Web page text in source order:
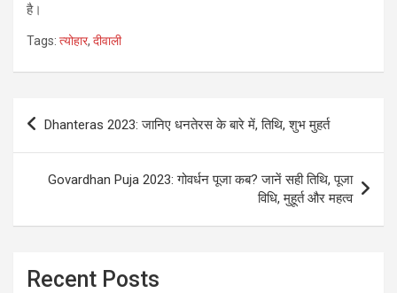
है।
Tags: त्योहार, दीवाली
Post
Dhanteras 2023: जानिए धनतेरस के बारे में, तिथि, शुभ मुहर्त
Govardhan Puja 2023: गोवर्धन पूजा कब? जानें सही तिथि, पूजा
विधि, मुहूर्त और महत्व
Recent Posts